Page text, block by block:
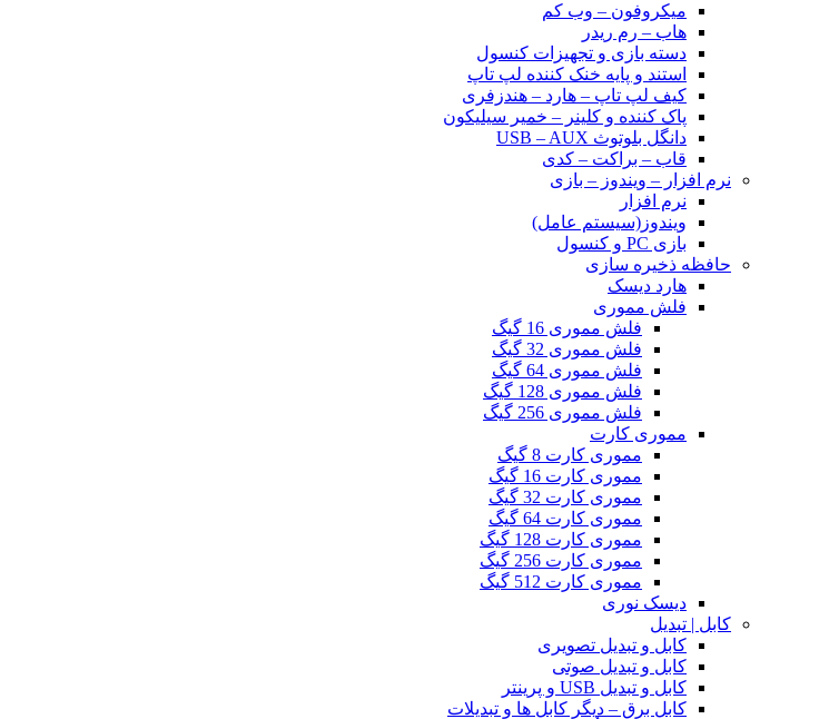
میکروفون – وب کم
هاب – رم ریدر
دسته بازی و تجهیزات کنسول
استند و پایه خنک کننده لپ تاپ
کیف لپ تاپ – هارد – هندزفری
پاک کننده و کلینر – خمیر سیلیکون
دانگل بلوتوث USB – AUX
قاب – براکت – کدی
نرم افزار – ویندوز – بازی
نرم افزار
ویندوز(سیستم عامل)
بازی PC و کنسول
حافظه ذخیره سازی
هارد دیسک
فلش مموری
فلش مموری 16 گیگ
فلش مموری 32 گیگ
فلش مموری 64 گیگ
فلش مموری 128 گیگ
فلش مموری 256 گیگ
مموری کارت
مموری کارت 8 گیگ
مموری کارت 16 گیگ
مموری کارت 32 گیگ
مموری کارت 64 گیگ
مموری کارت 128 گیگ
مموری کارت 256 گیگ
مموری کارت 512 گیگ
دیسک نوری
کابل | تبدیل
کابل و تبدیل تصویری
کابل و تبدیل صوتی
کابل و تبدیل USB و پرینتر
کابل برق – دیگر کابل ها و تبدیلات